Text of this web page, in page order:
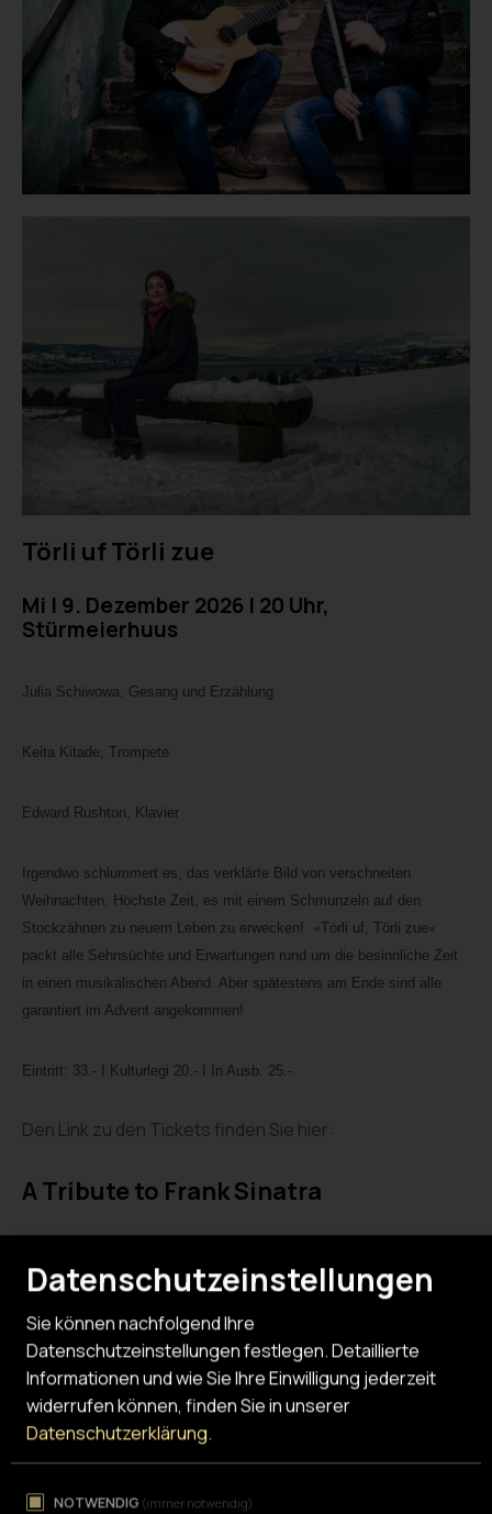
Törli uf Törli zue
Mi I 9. Dezember 2026 I 20 Uhr,
Stürmeierhuus
Julia Schiwowa, Gesang und Erzählung
Keita Kitade, Trompete
Edward Rushton, Klavier
Irgendwo schlummert es, das verklärte Bild von verschneiten
Weihnachten. Höchste Zeit, es mit einem Schmunzeln auf den
Stockzähnen zu neuem Leben zu erwecken! «Törli uf, Törli zue »
packt alle Sehnsüchte und Erwartungen rund um die besinnliche Zeit
in einen musikalischen Abend. Aber spätestens am Ende sind alle
garantiert im Advent angekommen!
Eintritt: 33.- I Kulturlegi 20.- I In Ausb. 25.-
Den Link zu den Tickets finden Sie hier:
A Tribute to Frank Sinatra
Do I 4. Februar 2027 I 20 Uhr, Stürmeierhuus
Sämi Zünd and the Apollo Brothers präsentieren ein stilistisch höchst
abwechslungsreiches Programm mit dem Oeuvre Frank Sinatras.
Entertainers des 20. Jahrhunderts nach und bereichern die Show mit
Datenschutzeinstellungen
Sie können nachfolgend Ihre
Datenschutzeinstellungen festlegen.Detaillierte
Informationen und wie Sie Ihre Einwilligung jederzeit
widerrufen können, finden Sie in unserer
Datenschutzerklärung.
NOTWENDIG (immer notwendig)